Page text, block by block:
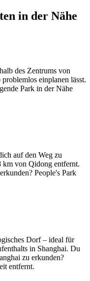
in der Nähe
des Zentrums von
einplanen lässt.
Park in der Nähe
auf den Weg zu
km von Qidong entfernt.
People's Park
Dorf – ideal für
in Shanghai. Du
zu erkunden?
entfernt.